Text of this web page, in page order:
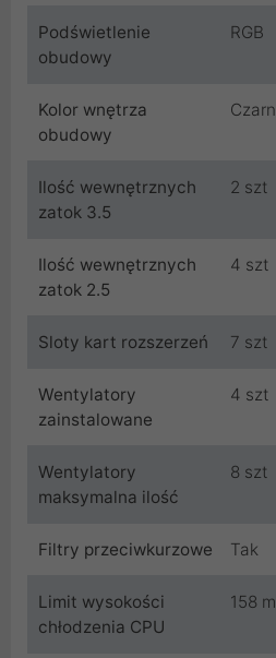
Podświetlenie
obudowy
RGB
Kolor wnętrza
obudowy
Ilość wewnętrznych
zatok 3.5
2 szt
Ilość wewnętrznych
zatok 2.5
4 szt
Sloty kart rozszerzeń 7 szt
Wentylatory
zainstalowane
4 szt
Wentylatory
maksymalna ilość
8 szt
Filtry przeciwkurzowe Tak
Limit wysokości
chłodzenia CPU
158